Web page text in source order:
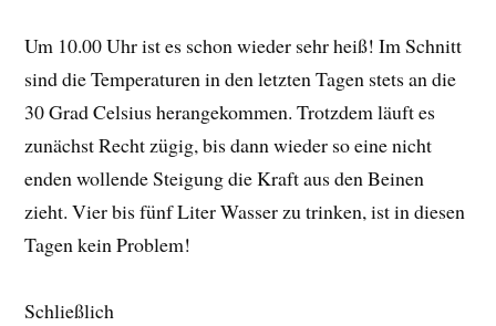
Um 10.00 Uhr ist es schon wieder sehr heiß! Im Schnitt
sind die Temperaturen in den letzten Tagen stets an die
30 Grad Celsius herangekommen. Trotzdem läuft es
zunächst Recht zügig, bis dann wieder so eine nicht
enden wollende Steigung die Kraft aus den Beinen
zieht. Vier bis fünf Liter Wasser zu trinken, ist in diesen
Tagen kein Problem!
Schließlich